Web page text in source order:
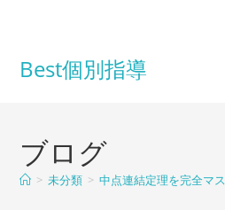
Best個別指導
ブログ
> 未分類 > 中点連結定理を完全マ